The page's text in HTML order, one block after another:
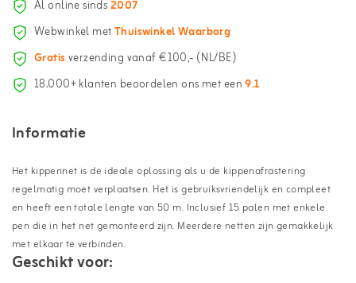
Al online sinds2007
Webwinkel metThuiswinkel Waarborg
Gratisverzending vanaf €100,- (NL/BE)
18.000+ klanten beoordelen ons met een9.1
Informatie
Het kippennet is de ideale oplossing als u de kippenafrastering
regelmatig moet verplaatsen. Het is gebruiksvriendelijk en compleet
en heeft een totale lengte van 50 m. Inclusief 15 palen met enkele
pen die in het net gemonteerd zijn. Meerdere netten zijn gemakkelijk
met elkaar te verbinden.
Geschikt voor: